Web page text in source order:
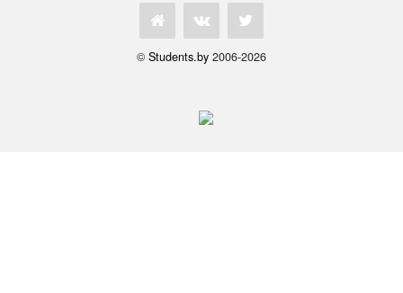
© Students.by 2006-2026